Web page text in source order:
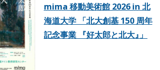
mima 移動美術館 2026 in 北
海道大学 「北大創基 150 周年
記念事業 『好太郎と北大』 」